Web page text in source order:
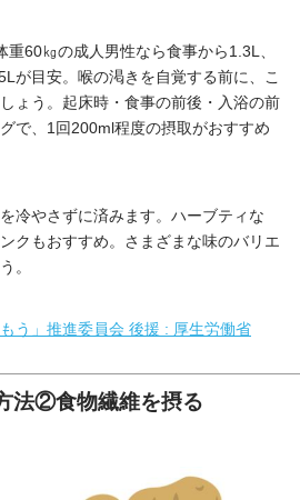
60㎏の成人男性なら食事から1.3L、
が目安。喉の渇きを自覚する前に、こ
ょう。起床時・食事の前後・入浴の前
で、1回200ml程度の摂取がおすすめ
冷やさずに済みます。ハーブティな
クもおすすめ。さまざまな味のバリエ
。
もう」推進委員会 後援 : 厚生労働省
法②食物繊維を摂る